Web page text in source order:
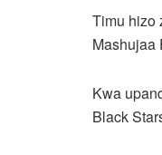
Timu hizo
Mashujaa
Kwa
Black